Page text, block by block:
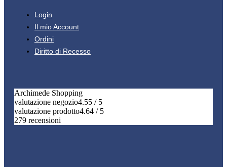
Login
Il mio Account
Ordini
Diritto di Recesso
Archimede Shopping
valutazione negozio4.55 / 5
valutazione prodotto4.64 / 5
279 recensioni